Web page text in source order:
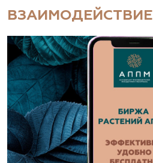
ВЗАИМОДЕЙСТВИЕ